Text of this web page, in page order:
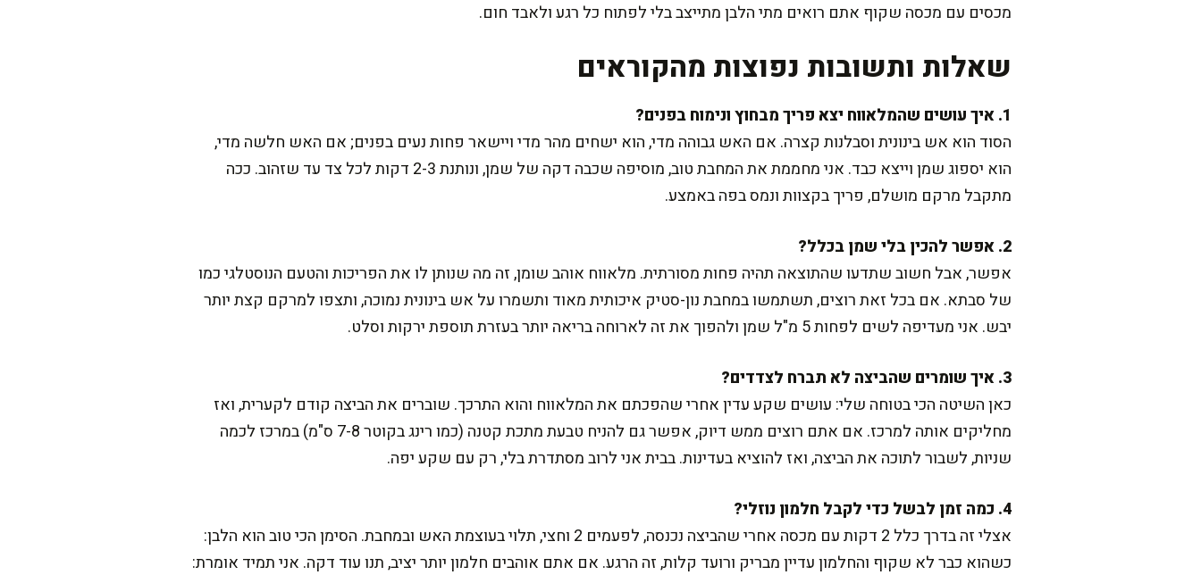
מכסים עם מכסה שקוף אתם רואים מתי הלבן מתייצב בלי לפתוח כל רגע ולאבד חום.
שאלות ותשובות נפוצות מהקוראים
1. איך עושים שהמלאווח יצא פריך מבחוץ ונימוח בפנים?
הסוד הוא אש בינונית וסבלנות קצרה. אם האש גבוהה מדי, הוא ישחים מהר מדי ויישאר פחות נעים בפנים; אם האש חלשה מדי,
הוא יספוג שמן וייצא כבד. אני מחממת את המחבת טוב, מוסיפה שכבה דקה של שמן, ונותנת 2-3 דקות לכל צד עד שזהוב. ככה
מתקבל מרקם מושלם, פריך בקצוות ונמס בפה באמצע.
2. אפשר להכין בלי שמן בכלל?
אפשר, אבל חשוב שתדעו שהתוצאה תהיה פחות מסורתית. מלאווח אוהב שומן, זה מה שנותן לו את הפריכות והטעם הנוסטלגי כמו
של סבתא. אם בכל זאת רוצים, תשתמשו במחבת נון-סטיק איכותית מאוד ותשמרו על אש בינונית נמוכה, ותצפו למרקם קצת יותר
יבש. אני מעדיפה לשים לפחות 5 מ"ל שמן ולהפוך את זה לארוחה בריאה יותר בעזרת תוספת ירקות וסלט.
3. איך שומרים שהביצה לא תברח לצדדים?
כאן השיטה הכי בטוחה שלי: עושים שקע עדין אחרי שהפכתם את המלאווח והוא התרכך. שוברים את הביצה קודם לקערית, ואז
מחליקים אותה למרכז. אם אתם רוצים ממש דיוק, אפשר גם להניח טבעת מתכת קטנה (כמו רינג בקוטר 7-8 ס"מ) במרכז לכמה
שניות, לשבור לתוכה את הביצה, ואז להוציא בעדינות. בבית אני לרוב מסתדרת בלי, רק עם שקע יפה.
4. כמה זמן לבשל כדי לקבל חלמון נוזלי?
אצלי זה בדרך כלל 2 דקות עם מכסה אחרי שהביצה נכנסה, לפעמים 2 וחצי, תלוי בעוצמת האש ובמחבת. הסימן הכי טוב הוא הלבן:
כשהוא כבר לא שקוף והחלמון עדיין מבריק ורועד קלות, זה הרגע. אם אתם אוהבים חלמון יותר יציב, תנו עוד דקה. אני תמיד אומרת: